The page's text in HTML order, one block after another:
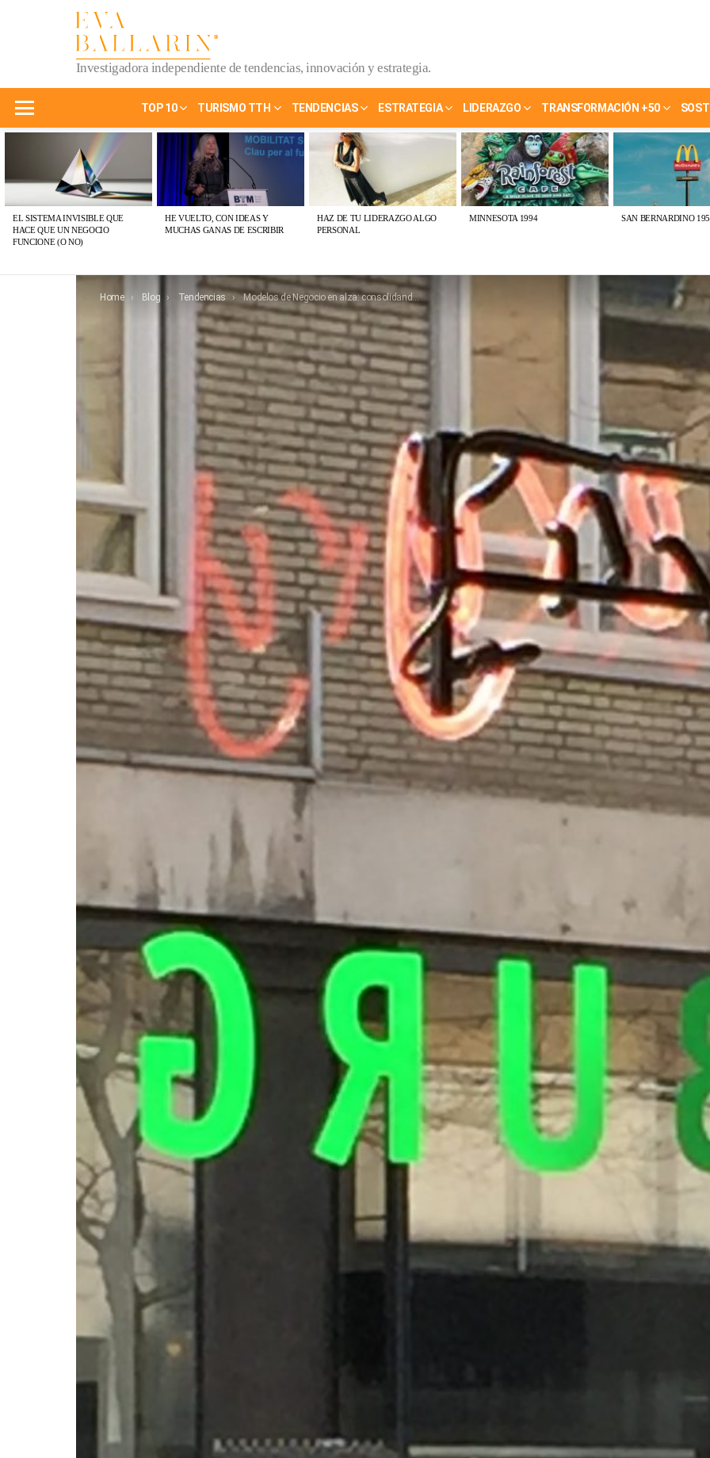
Investigadora independiente de tendencias, innovación y estrategia.
TOP 10 TURISMO TTH TENDENCIAS ESTRATEGIA LIDERAZGO TRANSFORMACIÓN +50
PUBLICACIONES
EL SISTEMA INVISIBLE QUE
HACE QUE UN NEGOCIO
FUNCIONE (O NO)
HE VUELTO, CON IDEAS Y
MUCHAS GANAS DE ESCRIBIR
HAZ DE TU LIDERAZGO ALGO
PERSONAL
MINNESOTA 1994 SAN BERNARDINO
You are here:
Home Blog Tendencias Modelos de Negocio en alza: consolidando las tendencias